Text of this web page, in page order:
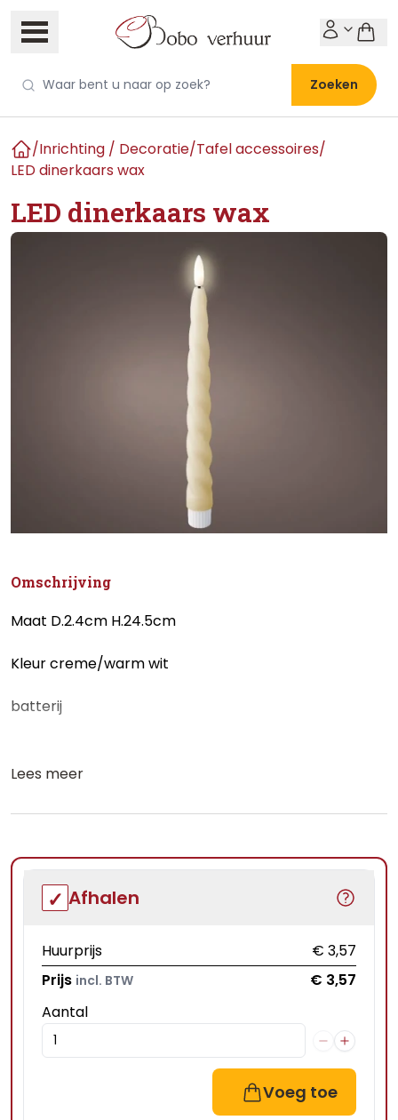
Zoeken
Home
/Inrichting / Decoratie/Tafel accessoires/
LED dinerkaars wax
LED dinerkaars wax
Omschrijving
Maat D.2.4cm H.24.5cm
Kleur creme/warm wit
batterij
Lees meer
Afhalen
Huurprijs
€ 3,57
Prijs incl. BTW
€ 3,57
Aantal
Voeg toe